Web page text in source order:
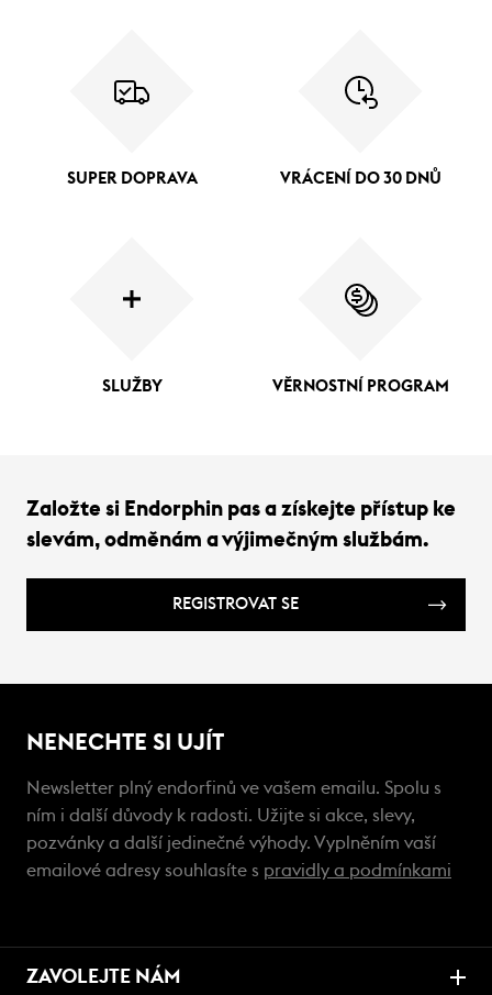
SUPER DOPRAVA VRÁCENÍ DO 30 DNŮ
SLUŽBY VĚRNOSTNÍ PROGRAM
Založte si Endorphin pas a získejte přístup ke
slevám, odměnám a výjimečným službám.
REGISTROVAT SE
NENECHTE SI UJÍT
Newsletter plný endorfinů ve vašem emailu. Spolu s
ním i další důvody k radosti. Užijte si akce, slevy,
pozvánky a další jedinečné výhody. Vyplněním vaší
emailové adresy souhlasíte s pravidly a podmínkami
ZAVOLEJTE NÁM